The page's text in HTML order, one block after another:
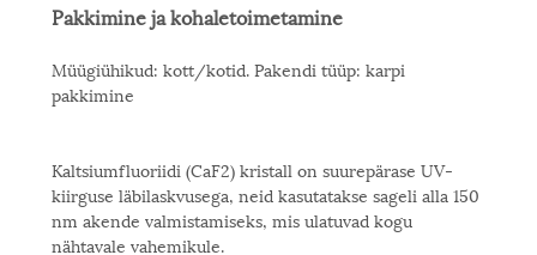
Pakkimine ja kohaletoimetamine
Müügiühikud: kott/kotid. Pakendi tüüp: karpi
pakkimine
Kaltsiumfluoriidi (CaF2) kristall on suurepärase UV-
kiirguse läbilaskvusega, neid kasutatakse sageli alla 150
nm akende valmistamiseks, mis ulatuvad kogu
nähtavale vahemikule.